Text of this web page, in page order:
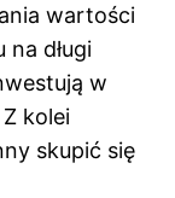
wartości
długi
w
kolei
skupić się